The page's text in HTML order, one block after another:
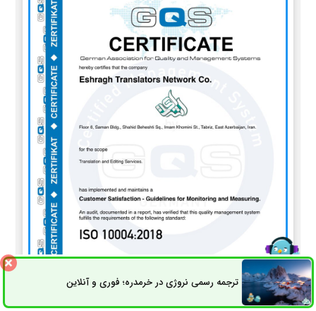
ترجمه رسمی نروژی در خرمدره؛ فوری و آنلاینثبت سفارش راه های ارتباطی